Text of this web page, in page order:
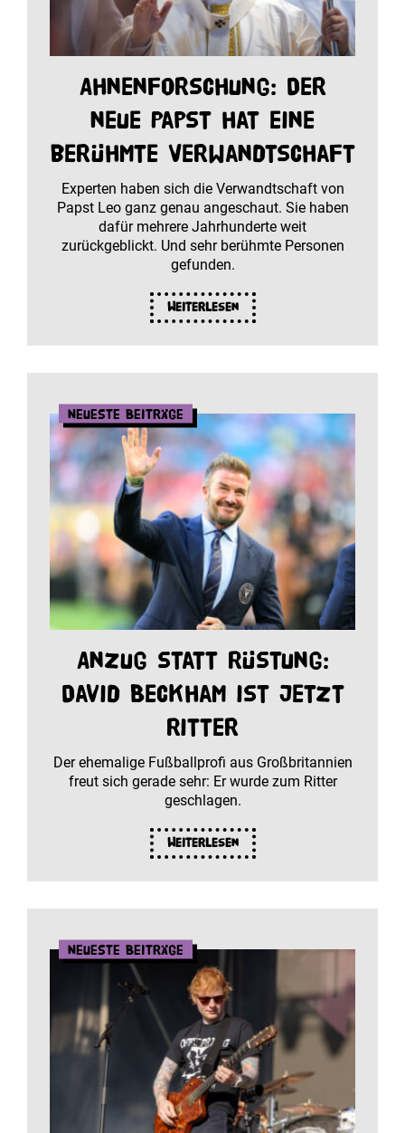
Ahnenforschung: Der
neue Papst hat eine
berühmte Verwandtschaft
Experten haben sich die Verwandtschaft von
Papst Leo ganz genau angeschaut. Sie haben
dafür mehrere Jahrhunderte weit
zurückgeblickt. Und sehr berühmte Personen
gefunden.
Weiterlesen
Neueste Beiträge
Anzug statt Rüstung:
David Beckham ist jetzt
Ritter
Der ehemalige Fußballprofi aus Großbritannien
freut sich gerade sehr: Er wurde zum Ritter
geschlagen.
Weiterlesen
Neueste Beiträge